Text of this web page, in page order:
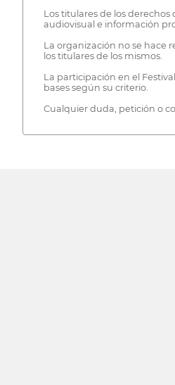
Los titulares de los derechos
audiovisual e información
La organización no se hace
los titulares de los mismos.
La participación en el
bases según su criterio.
Cualquier duda, petición o